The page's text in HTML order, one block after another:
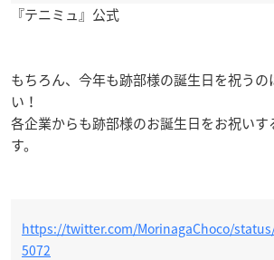
『テニミュ』公式
もちろん、今年も跡部様の誕生日を祝う
い！
各企業からも跡部様のお誕生日をお祝いす
す。
https://twitter.com/MorinagaChoco/
5072